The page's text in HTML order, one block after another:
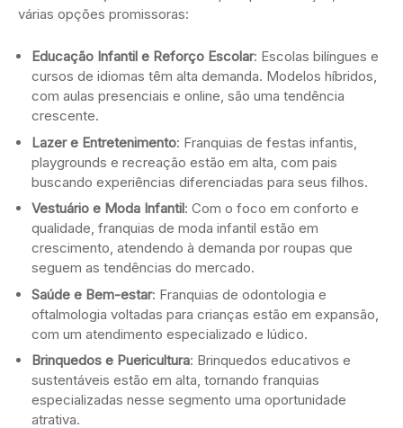
várias opções promissoras:
Educação Infantil e Reforço Escolar: Escolas bilíngues e
cursos de idiomas têm alta demanda. Modelos híbridos,
com aulas presenciais e online, são uma tendência
crescente.
Lazer e Entretenimento: Franquias de festas infantis,
playgrounds e recreação estão em alta, com pais
buscando experiências diferenciadas para seus filhos.
Vestuário e Moda Infantil: Com o foco em conforto e
qualidade, franquias de moda infantil estão em
crescimento, atendendo à demanda por roupas que
seguem as tendências do mercado.
Saúde e Bem-estar: Franquias de odontologia e
oftalmologia voltadas para crianças estão em expansão,
com um atendimento especializado e lúdico.
Brinquedos e Puericultura: Brinquedos educativos e
sustentáveis estão em alta, tornando franquias
especializadas nesse segmento uma oportunidade
atrativa.